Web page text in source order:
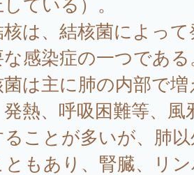
は、結核菌によっ
感染症の一つである
は主に肺の内部で増
熱、呼吸困難等、
ることが多いが、肺
ともあり、腎臓、リ